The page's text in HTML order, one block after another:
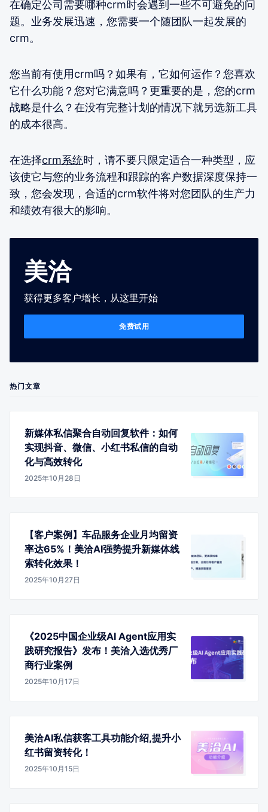
在确定公司需要哪种crm时会遇到一些不可避免的问
题。业务发展迅速，您需要一个随团队一起发展的
crm。
您当前有使用crm吗？如果有，它如何运作？您喜欢
它什么功能？您对它满意吗？更重要的是，您的crm
战略是什么？在没有完整计划的情况下就另选新工具
的成本很高。
在选择crm系统时，请不要只限定适合一种类型，应
该使它与您的业务流程和跟踪的客户数据深度保持一
致，您会发现，合适的crm软件将对您团队的生产力
和绩效有很大的影响。
美洽
获得更多客户增长，从这里开始
免费试用
热门文章
新媒体私信聚合自动回复软件：如何
实现抖音、微信、小红书私信的自动
化与高效转化
2025年10月28日
【客户案例】车品服务企业月均留资
率达65%！美洽AI强势提升新媒体线
索转化效果！
2025年10月27日
《2025中国企业级AI Agent应用实
践研究报告》发布！美洽入选优秀厂
商行业案例
2025年10月17日
美洽AI私信获客工具功能介绍,提升小
红书留资转化！
2025年10月15日